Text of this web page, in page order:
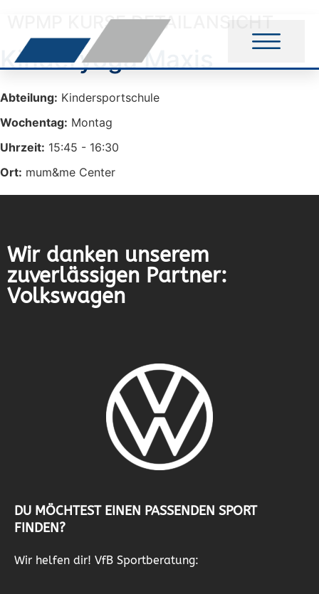
WPMP KURSE DETAILANSICHT
Kinderyoga Maxis
Abteilung: Kindersportschule
Wochentag: Montag
Uhrzeit: 15:45 - 16:30
Ort: mum&me Center
Wir danken unserem
zuverlässigen Partner:
Volkswagen
DU MÖCHTEST EINEN PASSENDEN SPORT
FINDEN?
Wir helfen dir! VfB Sportberatung: